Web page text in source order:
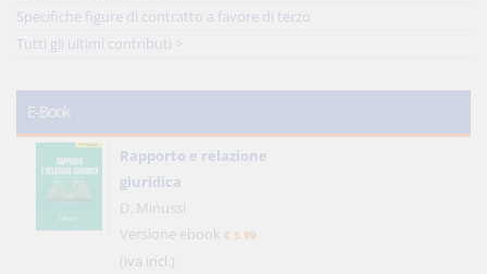
Specifiche figure di contratto a favore di terzo
Tutti gli ultimi contributi >
E-Book
Rapporto e relazione
giuridica
D. Minussi
Versione ebook € 5,99
(iva incl.)